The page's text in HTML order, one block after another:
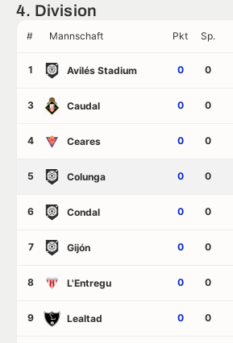
4. Division
# Mannschaft Pkt Sp.
1 Avilés Stadium 0 0
3 Caudal 0 0
4 Ceares 0 0
5 Colunga 0 0
6 Condal 0 0
7 Gijón 0 0
8 L'Entregu 0 0
9 Lealtad 0 0